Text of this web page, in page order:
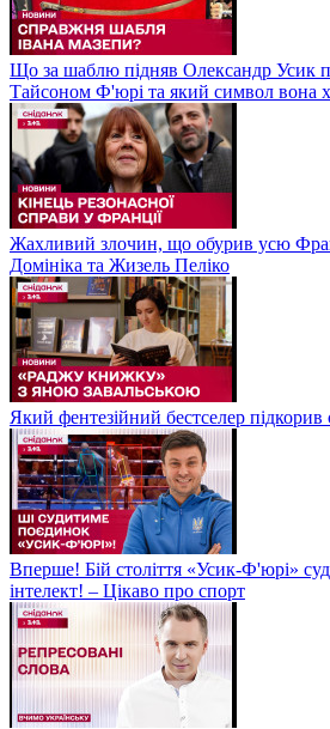
Що за шаблю підняв Олександр Усик
Тайсоном Ф'юрі та який символ вона
Жахливий злочин, що обурив усю
Домініка та Жизель Пеліко
Який фентезійний бестселер підкорив
Вперше! Бій століття «Усик-Ф'юрі»
інтелект! – Цікаво про спорт